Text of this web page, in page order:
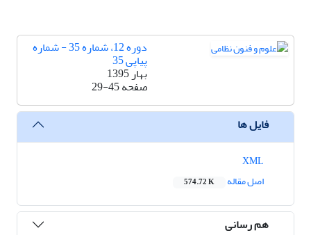
دوره 12، شماره 35 - شماره
پیاپی 35
بهار 1395
صفحه29-45
فایل ها
اصل مقاله
574.72 K
هم رسانی